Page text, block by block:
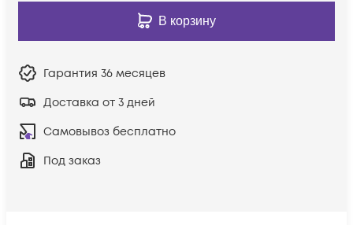
В корзину
Гарантия 36 месяцев
Доставка от 3 дней
Самовывоз бесплатно
Под заказ